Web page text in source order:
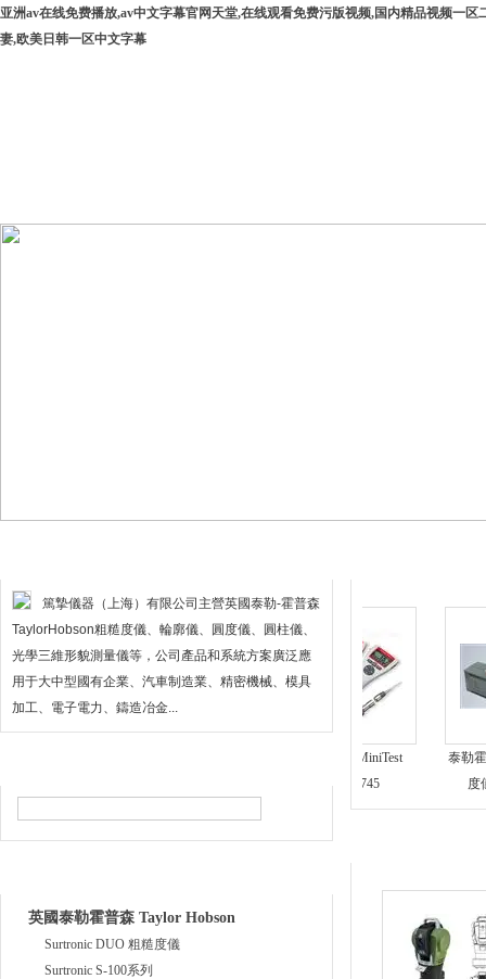
亚洲av在线免费播放,av中文字幕官网天堂,在线观看免费污版视频,国内精品视频一
妻,欧美日韩一区中文字幕
篤摯儀器（上海）有限公司主營英國泰勒-霍普森
TaylorHobson粗糙度儀、輪廓儀、圓度儀、圓柱儀、
光學三維形貌測量儀等，公司產品和系統方案廣泛應
用于大中型國有企業、汽車制造業、精密機械、模具
加工、電子電力、鑄造冶金...
英國泰勒霍普森 Taylor Hobson
Surtronic DUO 粗糙度儀
Surtronic S-100系列
泰勒霍普森高精
度儀高性價